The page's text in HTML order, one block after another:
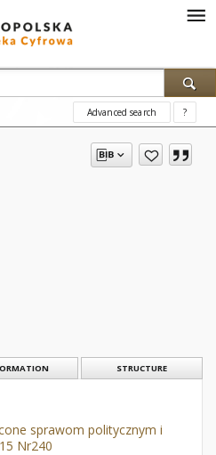
Advanced search ?
STRUCTURE
sprawom politycznym i
Nr240